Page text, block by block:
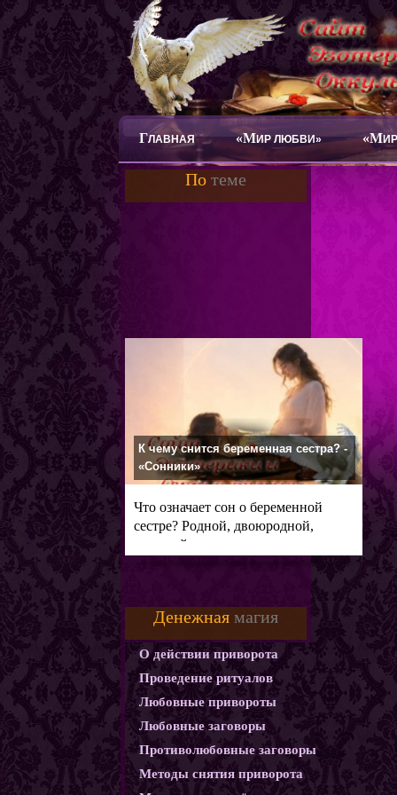
ГЛАВНАЯ «МИР ЛЮБВИ» «М
По теме
К чему снится беременная сестра? -
«Сонники»
Что означает сон о беременной
сестре? Родной, двоюродной,
младшей
Денежная магия
О действии приворота
Проведение ритуалов
Любовные привороты
Любовные заговоры
Противолюбовные заговоры
Методы снятия приворота